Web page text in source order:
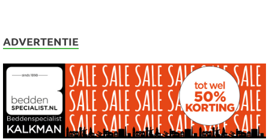
ADVERTENTIE